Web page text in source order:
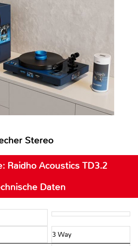
Stereo
Raidho Acoustics TD3.2
Daten
3 Way